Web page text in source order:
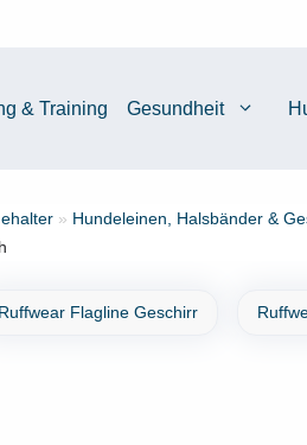
& Training Gesundheit
» Hundeleinen, Halsbänder &
Flagline Geschirr